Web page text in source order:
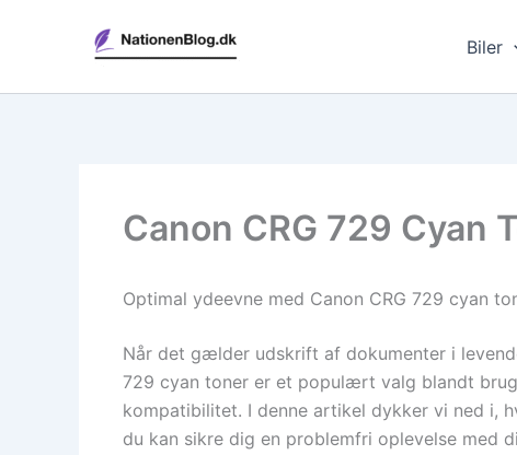
Biler
Canon CRG 729 Cyan
Optimal ydeevne med Canon CRG 729 cyan
Når det gælder udskrift af dokumenter i
729 cyan toner er et populært valg blandt
kompatibilitet. I denne artikel dykker vi ned i,
du kan sikre dig en problemfri oplevelse med